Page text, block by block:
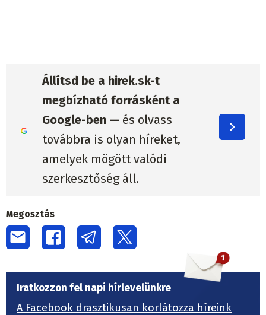
Állítsd be a hirek.sk-t
megbízható forrásként a
Google-ben — és olvass
továbbra is olyan híreket,
amelyek mögött valódi
szerkesztőség áll.
Megosztás
Iratkozzon fel napi hírlevelünkre
A Facebook drasztikusan korlátozza híreink